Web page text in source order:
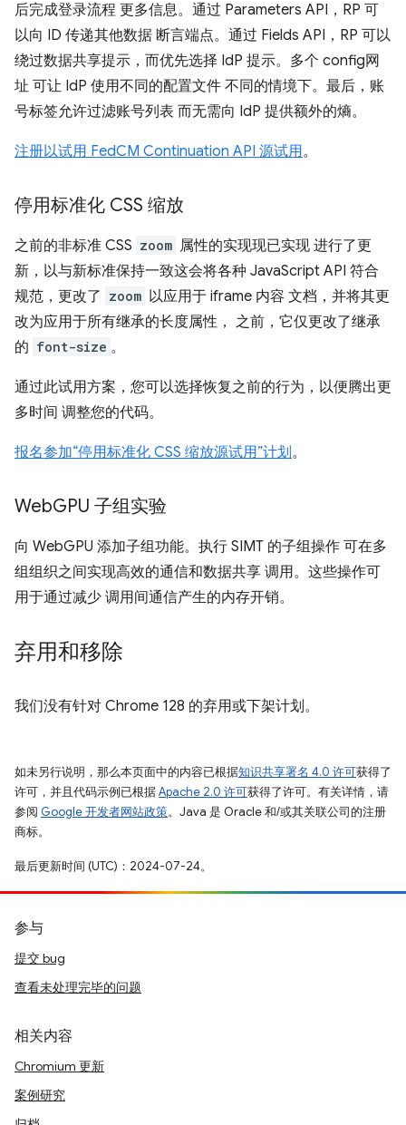
后完成登录流程 更多信息。通过 Parameters API，RP 可
以向 ID 传递其他数据 断言端点。通过 Fields API，RP 可以
绕过数据共享提示，而优先选择 IdP 提示。多个 config网
址 可让 IdP 使用不同的配置文件 不同的情境下。最后，账
号标签允许过滤账号列表 而无需向 IdP 提供额外的熵。
注册以试用 FedCM Continuation API 源试用。
停用标准化 CSS 缩放
之前的非标准 CSS zoom 属性的实现现已实现 进行了更
新，以与新标准保持一致这会将各种 JavaScript API 符合
规范，更改了 zoom 以应用于 iframe 内容 文档，并将其更
改为应用于所有继承的长度属性， 之前，它仅更改了继承
的 font-size 。
通过此试用方案，您可以选择恢复之前的行为，以便腾出更
多时间 调整您的代码。
报名参加“停用标准化 CSS 缩放源试用”计划。
WebGPU 子组实验
向 WebGPU 添加子组功能。执行 SIMT 的子组操作 可在多
组组织之间实现高效的通信和数据共享 调用。这些操作可
用于通过减少 调用间通信产生的内存开销。
弃用和移除
我们没有针对 Chrome 128 的弃用或下架计划。
如未另行说明，那么本页面中的内容已根据知识共享署名 4.0 许可获得了
许可，并且代码示例已根据Apache 2.0 许可获得了许可。有关详情，请
参阅 Google 开发者网站政策。Java 是 Oracle 和/或其关联公司的注册
商标。
最后更新时间 (UTC)：2024-07-24。
参与
提交 bug
查看未处理完毕的问题
相关内容
Chromium 更新
案例研究